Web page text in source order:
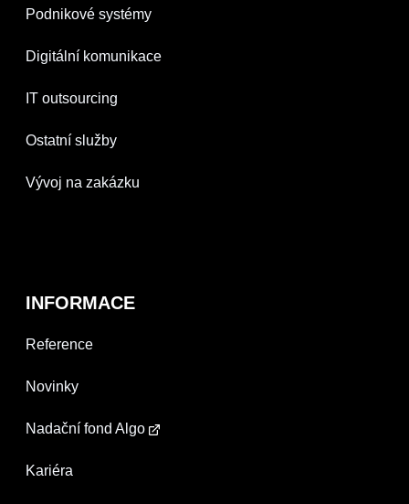
Podnikové systémy
Digitální komunikace
IT outsourcing
Ostatní služby
Vývoj na zakázku
INFORMACE
Reference
Novinky
Nadační fond Algo
Kariéra